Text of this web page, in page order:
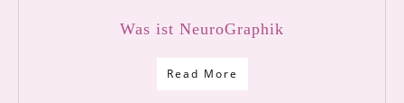
Was ist NeuroGraphik
Read More